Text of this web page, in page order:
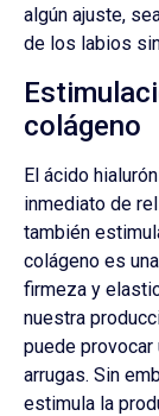
algún ajuste,
de los labios
colágeno
El ácido
inmediato de
también
colágeno es
firmeza y
nuestra
puede provocar
arrugas. Sin
estimula la